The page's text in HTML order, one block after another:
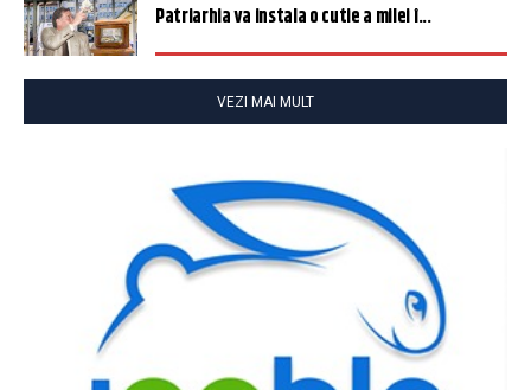
Patriarhia va instala o cutie a milei î...
VEZI MAI MULT